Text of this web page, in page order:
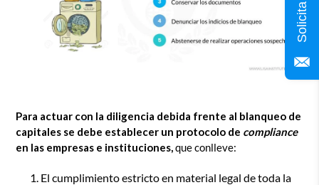
Para actuar con la diligencia debida frente al blanqueo de
capitales se debe establecer un protocolo de compliance
en las empresas e instituciones,que conlleve:
El cumplimiento estricto en material legal de toda la